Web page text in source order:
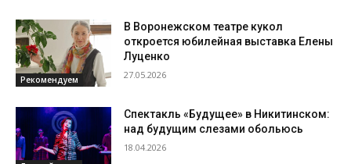
Рекомендуем
В Воронежском театре кукол
откроется юбилейная выставка Елены
Луценко
27.05.2026
Спектакль «Будущее» в Никитинском:
над будущим слезами обольюсь
18.04.2026